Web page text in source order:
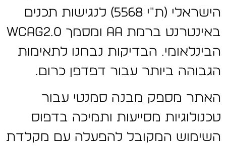
הישראלי (ת"י 5568) לנגישות תכנים
באינטרנט ברמת AA ומסמך WCAG2.0
הבינלאומי. הבדיקות נבחנו לתאימות
הגבוהה ביותר עבור דפדפן כרום.
האתר מספק מבנה סמנטי עבור
טכנולוגיות מסייעות ותמיכה בדפוס
השימוש המקובל להפעלה עם מקלדת